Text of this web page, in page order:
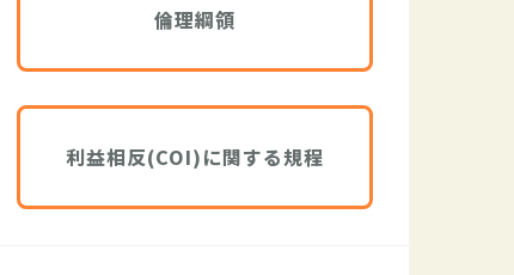
倫理綱領
利益相反(COI)に関する規程